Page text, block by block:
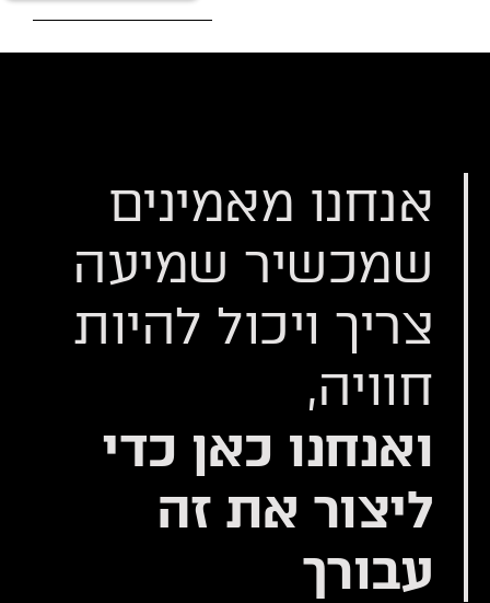
אנחנו מאמינים
שמכשיר שמיעה
צריך ויכול להיות
חוויה,
ואנחנו כאן כדי
ליצור את זה
עבורך